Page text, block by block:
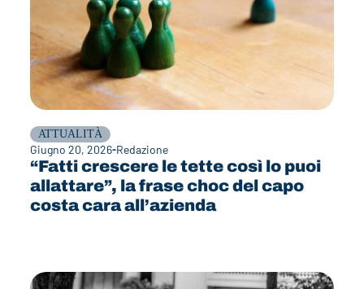
ATTUALITÀ
Giugno 20, 2026 Redazione
“Fatti crescere le tette così lo puoi
allattare”, la frase choc del capo
costa cara all’azienda